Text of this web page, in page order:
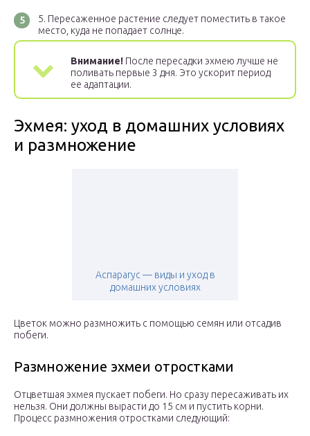
Пересаженное растение следует поместить в такое
место, куда не попадает солнце.
Внимание! После пересадки эхмею лучше не
поливать первые 3 дня. Это ускорит период
ее адаптации.
Эхмея: уход в домашних условиях
и размножение
Аспарагус — виды и уход в
домашних условиях
Цветок можно размножить с помощью семян или отсадив
побеги.
Размножение эхмеи отростками
Отцветшая эхмея пускает побеги. Но сразу пересаживать их
нельзя. Они должны вырасти до 15 см и пустить корни.
Процесс размножения отростками следующий: